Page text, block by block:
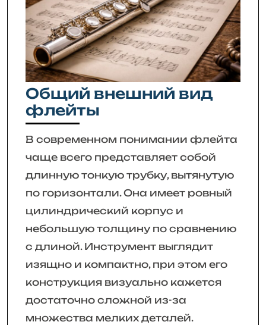
Общий внешний вид
флейты
В современном понимании флейта
чаще всего представляет собой
длинную тонкую трубку, вытянутую
по горизонтали. Она имеет ровный
цилиндрический корпус и
небольшую толщину по сравнению
с длиной. Инструмент выглядит
изящно и компактно, при этом его
конструкция визуально кажется
достаточно сложной из-за
множества мелких деталей.